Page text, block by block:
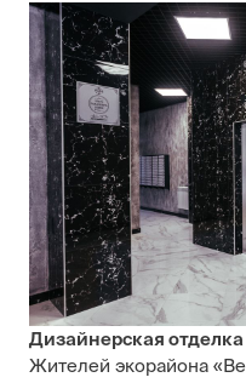
Дизайнерская отделка
Жителей экорайона